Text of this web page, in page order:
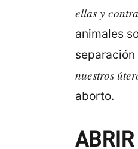
ellas y
animales
nuestros
aborto.